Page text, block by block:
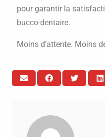
pour garantir la
bucco-dentaire.
Moins d’attente. Moins